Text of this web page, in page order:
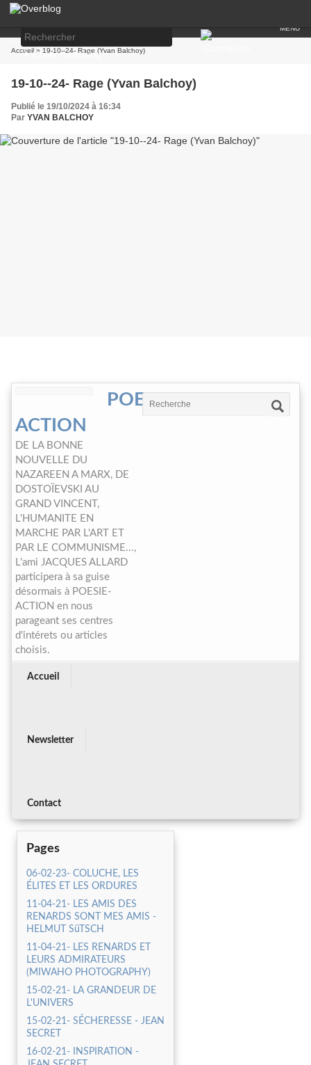
MENU
Accueil » 19-10--24- Rage (Yvan Balchoy)
19-10--24- Rage (Yvan Balchoy)
Publié le 19/10/2024 à 16:34
Par YVAN BALCHOY
+ Créer mon blog
POESIE-
ACTION
DE LA BONNE
NOUVELLE DU
NAZAREEN A MARX, DE
DOSTOÏEVSKI AU
GRAND VINCENT,
L'HUMANITE EN
MARCHE PAR L'ART ET
PAR LE COMMUNISME...,
L'ami JACQUES ALLARD
participera à sa guise
désormais à POESIE-
ACTION en nous
parageant ses centres
d'intérets ou articles
choisis.
Accueil
Newsletter
Contact
Pages
06-02-23- COLUCHE, LES
ÉLITES ET LES ORDURES
11-04-21- LES AMIS DES
RENARDS SONT MES AMIS -
HELMUT SüTSCH
11-04-21- LES RENARDS ET
LEURS ADMIRATEURS
(MIWAHO PHOTOGRAPHY)
15-02-21- LA GRANDEUR DE
L'UNIVERS
15-02-21- SÉCHERESSE - JEAN
SECRET
16-02-21- INSPIRATION -